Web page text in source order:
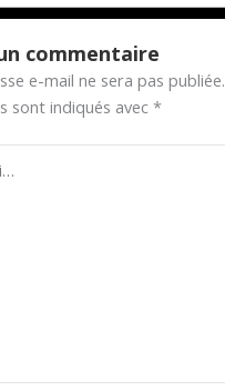
commentaire
e-mail ne sera pas publiée.
sont indiqués avec*